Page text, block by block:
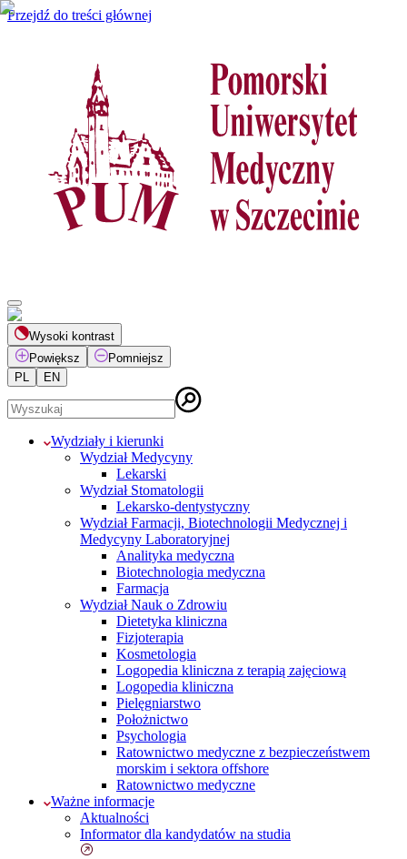
Przejdź do treści głównej
Wysoki kontrast
Powiększ
Pomniejsz
PL
EN
Wydziały i kierunki
Wydział Medycyny
Lekarski
Wydział Stomatologii
Lekarsko-dentystyczny
Wydział Farmacji, Biotechnologii Medycznej i
Medycyny Laboratoryjnej
Analityka medyczna
Biotechnologia medyczna
Farmacja
Wydział Nauk o Zdrowiu
Dietetyka kliniczna
Fizjoterapia
Kosmetologia
Logopedia kliniczna z terapią zajęciową
Logopedia kliniczna
Pielęgniarstwo
Położnictwo
Psychologia
Ratownictwo medyczne z bezpieczeństwem
morskim i sektora offshore
Ratownictwo medyczne
Ważne informacje
Aktualności
Informator dla kandydatów na studia